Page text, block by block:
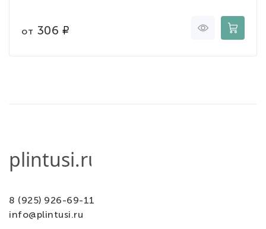
от 306
8 (925) 926-69-11
info@plintusi.ru